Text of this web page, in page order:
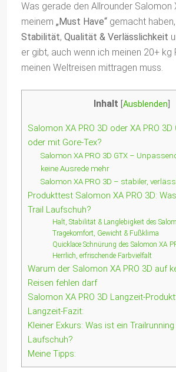
Was gerade den Allrounder Salomon
meinem „Must Have“ gemacht
Stabilität, Qualität & Verlässlichkeit
er gibt, auch wenn ich meinen 20+
meinen Weltreisen mittragen muss.
Inhalt Ausblenden
Salomon XA PRO 3D oder XA PRO
oder mit Gore-Tex?
Salomon XA PRO 3D GTX –
keine Ausrede mehr
Salomon XA PRO 3D – stabiler,
Produkttest Salomon XA PRO 3D:
Trail Laufschuh?
Halt, Stabilität & Langlebigkeit des
Tragekomfort, Gewicht & Fußklima
Quicklace Schnürung des Salomon XA
Herrlich, erfrischende Farbvielfalt
Warum der Salomon XA PRO 3D auf
Reisen fehlen darf
Salomon XA PRO 3D Langzeit-
Langzeit-Fazit:
Kleiner Exkurs: Was ist ein Trailrunning
Laufschuh?
Meine Tipps: